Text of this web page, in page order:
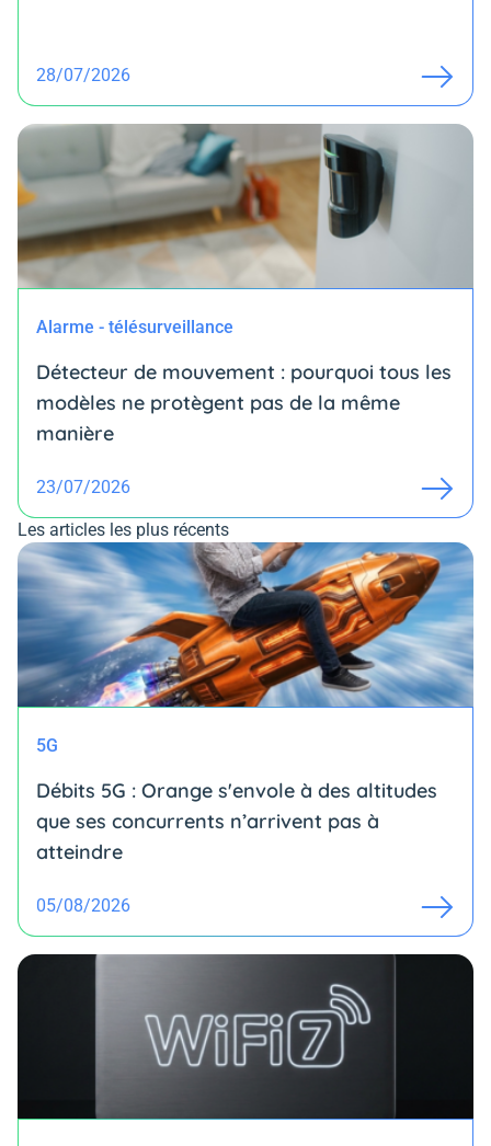
28/07/2026
Alarme - télésurveillance
Détecteur de mouvement : pourquoi tous les
modèles ne protègent pas de la même
manière
23/07/2026
Les articles les plus récents
5G
Débits 5G : Orange s'envole à des altitudes
que ses concurrents n’arrivent pas à
atteindre
05/08/2026